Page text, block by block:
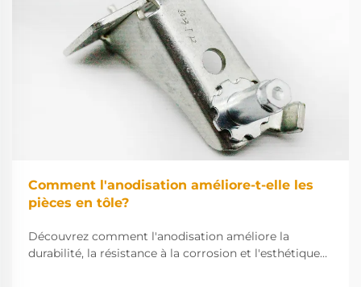
Comment l'anodisation améliore-t-elle les
pièces en tôle?
Découvrez comment l'anodisation améliore la
durabilité, la résistance à la corrosion et l'esthétique